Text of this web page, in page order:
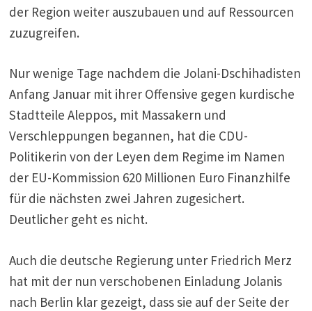
der Region weiter auszubauen und auf Ressourcen
zuzugreifen.
Nur wenige Tage nachdem die Jolani-Dschihadisten
Anfang Januar mit ihrer Offensive gegen kurdische
Stadtteile Aleppos, mit Massakern und
Verschleppungen begannen, hat die CDU-
Politikerin von der Leyen dem Regime im Namen
der EU-Kommission 620 Millionen Euro Finanzhilfe
für die nächsten zwei Jahren zugesichert.
Deutlicher geht es nicht.
Auch die deutsche Regierung unter Friedrich Merz
hat mit der nun verschobenen Einladung Jolanis
nach Berlin klar gezeigt, dass sie auf der Seite der